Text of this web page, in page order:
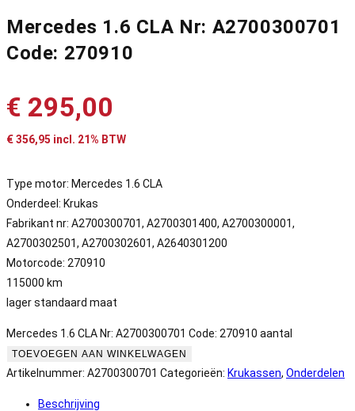
Mercedes 1.6 CLA Nr: A2700300701
Code: 270910
€ 295,00
€356,95 incl. 21% BTW
Type motor: Mercedes 1.6 CLA
Onderdeel: Krukas
Fabrikant nr: A2700300701, A2700301400, A2700300001,
A2700302501, A2700302601, A2640301200
Motorcode: 270910
115000 km
lager standaard maat
Mercedes 1.6 CLA Nr: A2700300701 Code: 270910 aantal
TOEVOEGEN AAN WINKELWAGEN
Artikelnummer: A2700300701 Categorieën: Krukassen, Onderdelen
Beschrijving